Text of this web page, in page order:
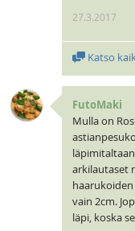
27.3.2017
Katso
FutoMaki
Mulla on
arkilautaset
vain 2cm.
läpi, koska